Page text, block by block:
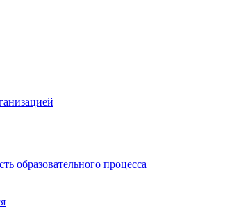
образовательного процесса